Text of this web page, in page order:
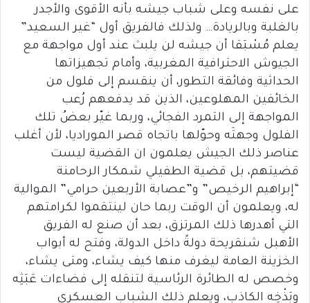
على نفسه وعلى شباب جيشه بأنه الأقوى والأجدر
بالغلبة وبالريادة… ولذلك فالفريق أول “غير السعيد”
يعلم مُسْبَقا أن جيشه لن يلبث عند أول مواجهة مع
الجيوش الاحترافية المغربية، وأمام تجهيزاتها
الحداثية وفائقة التطور، أن ينقسم إلى فلول من
الخائفين المهلوعين، الذين قد يدفعهم رُعب
المواجهة إلى التمرد الفجائي، وربما غيّر بعضُ تلك
الفلول وجهتَه وحوّلها باتجاه قصر الموراديا، لأن أغلب
عناصر ذلك الجيش يعلمون ان القضية ليست
قضيتهم، بل قضية الطفيلي شمكار الرحامنة
“إبراهيم الرخيص” و”عصابة الأربعين حرامي” الموالية
له، ويعلمون أن الوقت ربما حان لينتقموا لكرامتهم
التي أهدرها ذلك المرتزق، بعد أن صنع له الفريق
الأهبل شنقريحة دولةً داخل الدولة، وفتح له أبواب
الخزينة العامة ليغرف منها كيف يشاء، ومتى يشاء،
وخصص له الطائرة الرئاسية لتنقله إلى فضاءات عَبَثِه
وبَذْخِه الكاذب، ويعلم ذلك الشباب العسكري